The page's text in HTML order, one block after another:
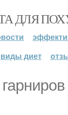
ДЛЯ
виды диет